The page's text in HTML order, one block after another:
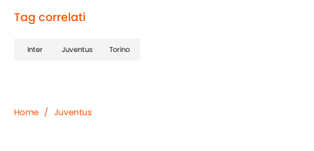
Tag correlati
Inter Juventus Torino
Home / Juventus